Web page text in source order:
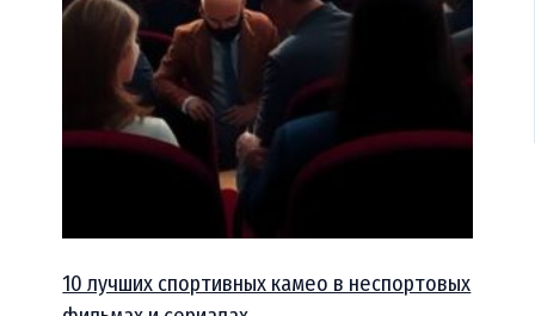
10 лучших спортивных камео в неспортовых